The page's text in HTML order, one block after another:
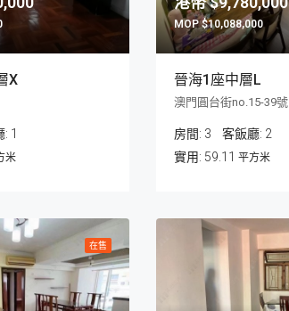
X
: 1
米
$10,088,000
晉海1座中層L
澳門圓台街no.15-39號
房間: 3 客飯廳: 2
59.11 平方米
在售